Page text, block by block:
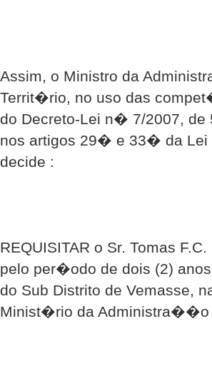
Assim, o Ministro da
Territ�rio, no uso das
do Decreto-Lei n� 7/2007, de
nos artigos 29� e 33� da Lei
decide :
REQUISITAR o Sr. Tomas
pelo per�odo de dois (2)
do Sub Distrito de Vemasse,
Minist�rio da Administra��o